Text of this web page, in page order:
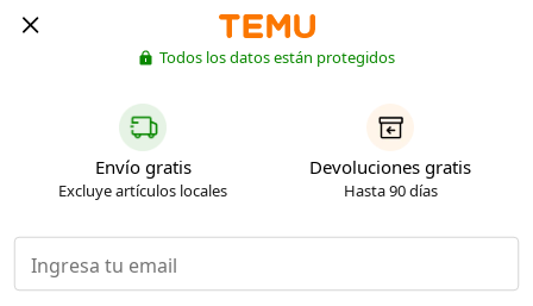
Todos los datos están protegidos
Envío gratis
Excluye artículos locales
Devoluciones gratis
Hasta 90 días